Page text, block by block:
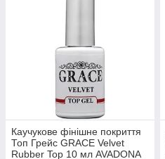
Каучукове фінішне покриття
Топ Грейс GRACE Velvet
Rubber Top 10 мл AVADONA